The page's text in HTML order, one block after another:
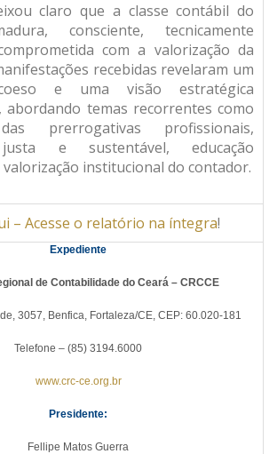
claro que a classe contábil do
consciente, tecnicamente
com a valorização da
recebidas revelaram um
e uma visão estratégica
abordando temas recorrentes como
prerrogativas profissionais,
justa e sustentável, educação
institucional do contador.
– Acesse o relatório na íntegra!
Expediente
de Contabilidade do Ceará – CRCCE
3057, Benfica, Fortaleza/CE, CEP: 60.020-181
Telefone – (85) 3194.6000
www.crc-ce.org.br
Presidente:
Fellipe Matos Guerra